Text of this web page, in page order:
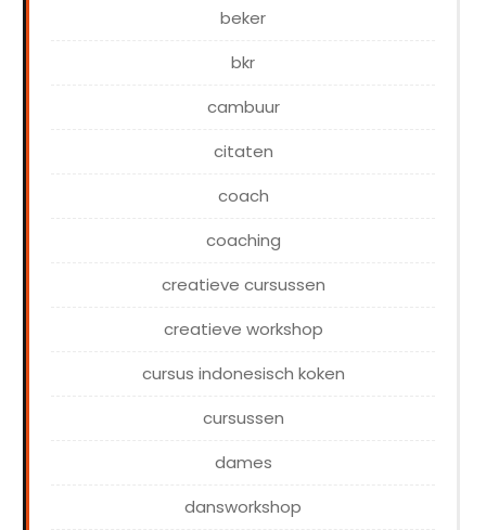
beker
bkr
cambuur
citaten
coach
coaching
creatieve cursussen
creatieve workshop
cursus indonesisch koken
cursussen
dames
dansworkshop